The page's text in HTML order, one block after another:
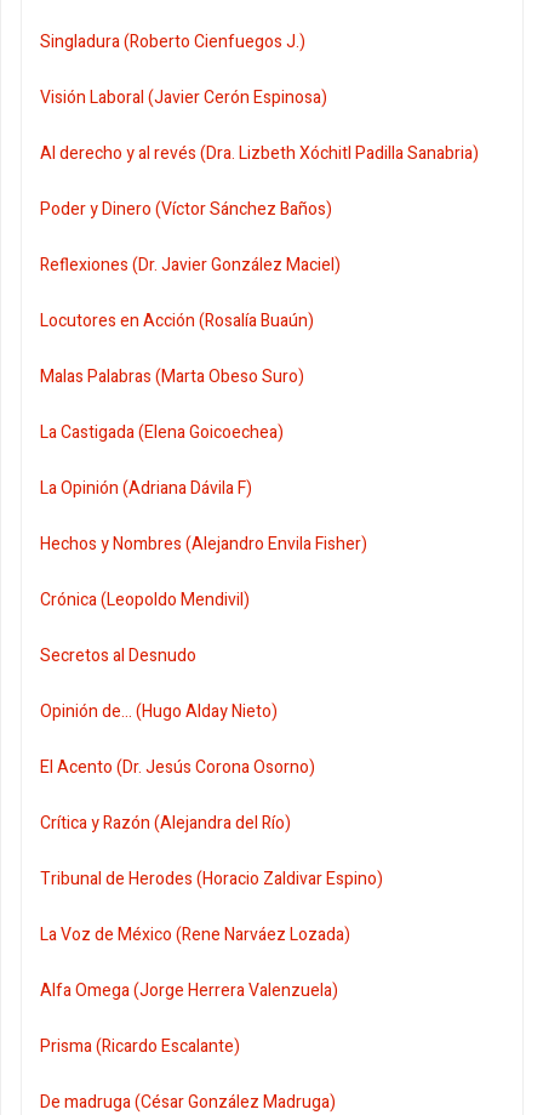
Singladura (Roberto Cienfuegos J.)
Visión Laboral (Javier Cerón Espinosa)
Al derecho y al revés (Dra. Lizbeth Xóchitl Padilla Sanabria)
Poder y Dinero (Víctor Sánchez Baños)
Reflexiones (Dr. Javier González Maciel)
Locutores en Acción (Rosalía Buaún)
Malas Palabras (Marta Obeso Suro)
La Castigada (Elena Goicoechea)
La Opinión (Adriana Dávila F)
Hechos y Nombres (Alejandro Envila Fisher)
Crónica (Leopoldo Mendivil)
Secretos al Desnudo
Opinión de... (Hugo Alday Nieto)
El Acento (Dr. Jesús Corona Osorno)
Crítica y Razón (Alejandra del Río)
Tribunal de Herodes (Horacio Zaldivar Espino)
La Voz de México (Rene Narváez Lozada)
Alfa Omega (Jorge Herrera Valenzuela)
Prisma (Ricardo Escalante)
De madruga (César González Madruga)